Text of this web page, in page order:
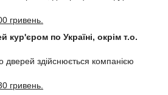
гривень.
кур'єром по Україні, окрім т.о.
дверей здійснюється компанією
гривень.